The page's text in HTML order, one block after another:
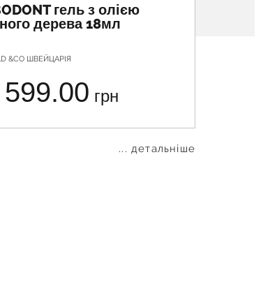
гель з олією
дерева 18мл
&CO ШВЕЙЦАРІЯ
599.00 грн
... детальніше